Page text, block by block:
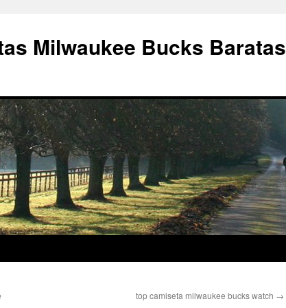
Milwaukee Bucks Baratas
top camiseta milwaukee bucks watch →